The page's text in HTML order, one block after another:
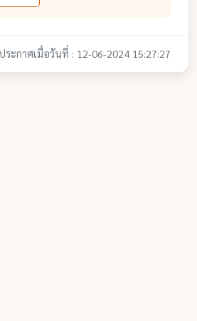
ระกาศเมื่อวันที่ : 12-06-2024 15:27:27